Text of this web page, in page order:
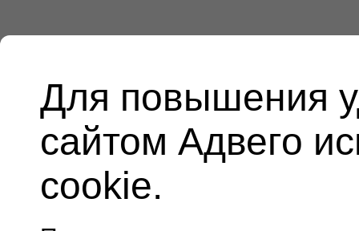
Для повышения
сайтом Адвего
cookie.